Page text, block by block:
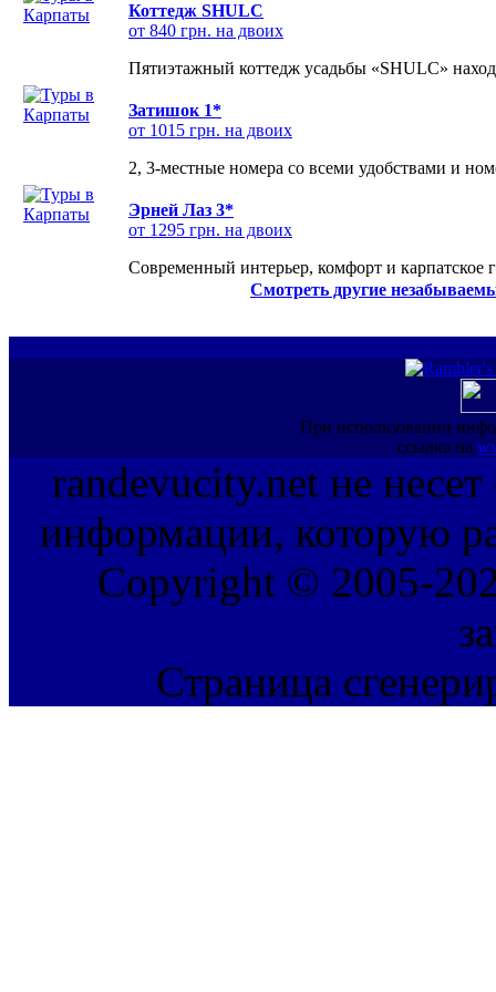
Коттедж SHULC
от 840 грн. на двоих
Пятиэтажный коттедж усадьбы «SHULC»
Затишок 1*
от 1015 грн. на двоих
2, 3-местные номера со всеми удобствами и
Эрней Лаз 3*
от 1295 грн. на двоих
Современный интерьер, комфорт и карпатское
Смотреть другие
При использовании
ссылка на
randevucity.net не несет
информации, которую
Copyright © 2005-
Страница